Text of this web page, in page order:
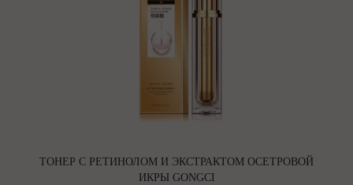
ТОНЕР С РЕТИНОЛОМ И ЭКСТРАКТОМ ОСЕТРОВОЙ
ИКРЫ GONGCI